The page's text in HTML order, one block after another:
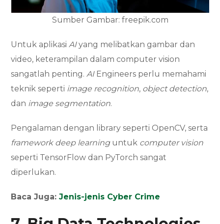
Sumber Gambar: freepik.com
Untuk aplikasiAIyang melibatkan gambar dan
video, keterampilan dalam computer vision
sangatlah penting.AIEngineers perlu memahami
teknik seperti image recognition, object detection,
dan image segmentation.
Pengalaman dengan library seperti OpenCV, serta
framework deep learninguntuk computer vision
seperti TensorFlow dan PyTorch sangat
diperlukan.
Baca Juga:Jenis-jenis Cyber Crime